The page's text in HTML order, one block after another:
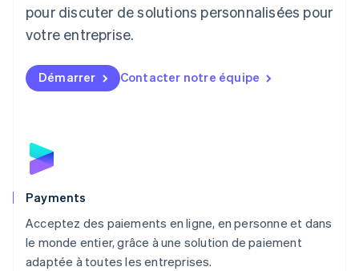
pour discuter de solutions personnalisées pour
votre entreprise.
Démarrer Contacter notre équipe
Payments
Acceptez des paiements en ligne, en personne et dans
le monde entier, grâce à une solution de paiement
adaptée à toutes les entreprises.
Luxembourg
FrançaisDeutschEnglish
English简体中文
Malte
Norvège
English
English
NederlandsEnglish
Pologne
English